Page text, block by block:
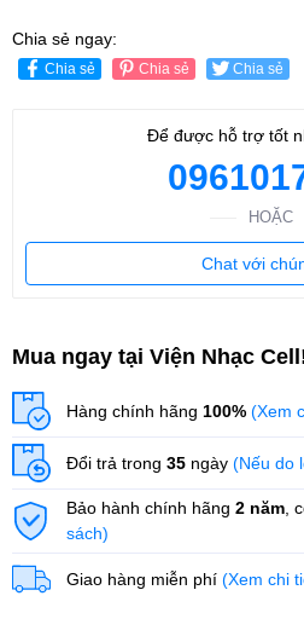
Chia sẻ ngay:
Chia sẻ Chia sẻ Chia sẻ
Để được hỗ trợ tốt
HOẶC
Chat với
Mua ngay tại Viện Nhạc
Hàng chính hãng 100% (Xem
Đổi trả trong 35 ngày (Nếu do
Bảo hành chính hãng 2 năm ,
sách)
Giao hàng miễn phí (Xem chi